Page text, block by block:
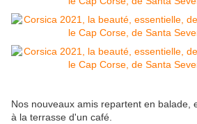
Nos nouveaux amis repartent en balade,
à la terrasse d'un café.